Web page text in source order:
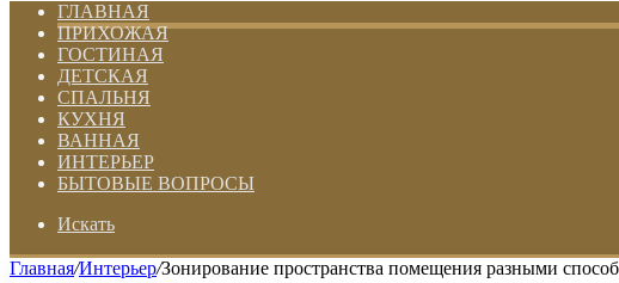
ГЛАВНАЯ
ПРИХОЖАЯ
ГОСТИНАЯ
ДЕТСКАЯ
СПАЛЬНЯ
КУХНЯ
ВАННАЯ
ИНТЕРЬЕР
БЫТОВЫЕ ВОПРОСЫ
Искать
Главная/Интерьер/Зонирование пространства помещения разными